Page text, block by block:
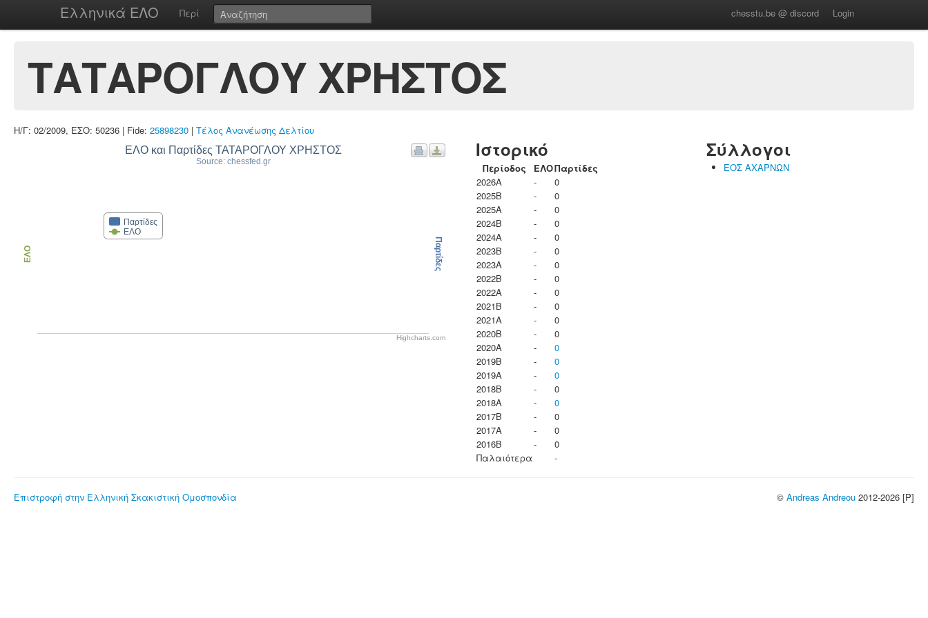
Ελληνικά ΕΛΟ Περί chesstu.be @ discord Login
ΤΑΤΑΡΟΓΛΟΥ ΧΡΗΣΤΟΣ
Η/Γ: 02/2009, ΕΣΟ: 50236 | Fide: 25898230 | Τέλος Ανανέωσης Δελτίου
ΕΛΟ και Παρτίδες ΤΑΤΑΡΟΓΛΟΥ ΧΡΗΣΤΟΣ
Source: chessfed.gr
Παρτίδες
ΕΛΟ
ΕΛΟ Παρτίδες
Highcharts.com
Ιστορικό
Περίοδος ΕΛΟΠαρτίδες
2026A
-
0
2025B
-
0
2025A
-
0
2024B
-
0
2024A
-
0
2023B
-
0
2023Α
-
0
2022B
-
0
2022A
-
0
2021B
-
0
2021A
-
0
2020B
-
0
2020A
-
0
2019B
-
0
2019A
-
0
2018B
-
0
2018A
-
0
2017B
-
0
2017A
-
0
2016B
-
0
Παλαιότερα
-
Σύλλογοι
ΕΟΣ ΑΧΑΡΝΩΝ
Επιστροφή στην Ελληνική Σκακιστική Ομοσπονδία © Andreas Andreou 2012-2026 [P]